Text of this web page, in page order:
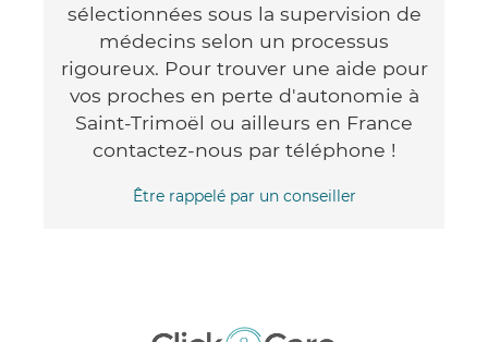
sélectionnées sous la supervision de
médecins selon un processus
rigoureux. Pour trouver une aide pour
vos proches en perte d'autonomie à
Saint-Trimoël ou ailleurs en France
contactez-nous par téléphone !
Être rappelé par un conseiller